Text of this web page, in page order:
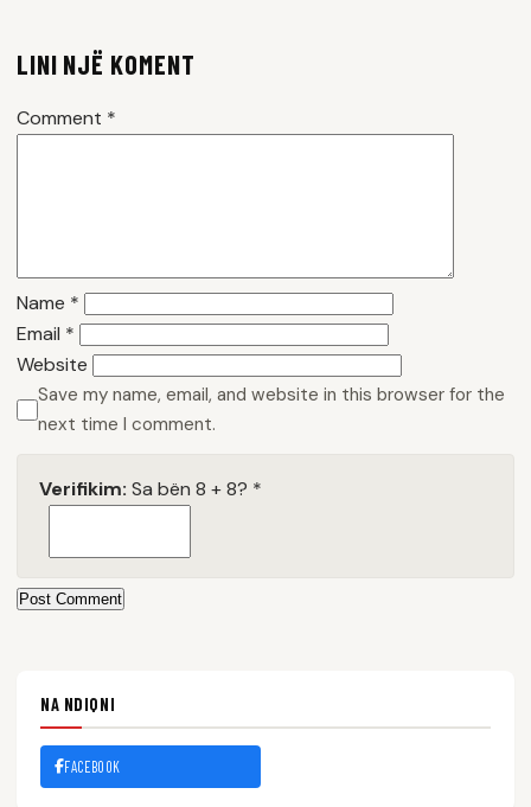
LINI NJË KOMENT
Comment *
Name *
Email *
Website
Save my name, email, and website in this browser for the
next time I comment.
Verifikim: Sa bën 8 + 8? *
Post Comment
NA NDIQNI
FACEBOOK